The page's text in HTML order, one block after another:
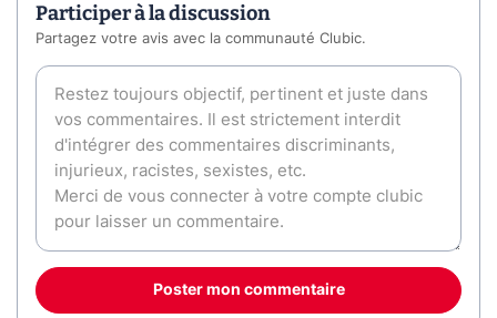
Participer à la discussion
Partagez votre avis avec la communauté Clubic.
Poster mon commentaire